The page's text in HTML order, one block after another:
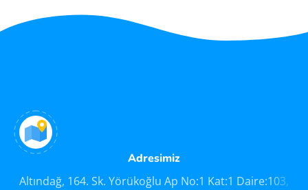
Et vestibulum quis a suspendisse
Adresimiz
Altındağ, 164. Sk. Yörükoğlu Ap No:1 Kat:1 Daire:103,